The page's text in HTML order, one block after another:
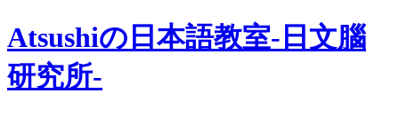
Atsushiの日本語教室-日文腦
研究所-